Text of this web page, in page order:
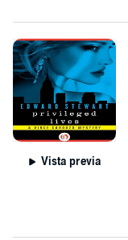
Vista previa